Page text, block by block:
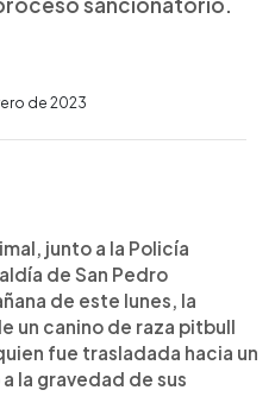
de 2023
junto a la Policía
de San Pedro
de este lunes, la
un canino de raza pitbull
fue trasladada hacia un
la gravedad de sus